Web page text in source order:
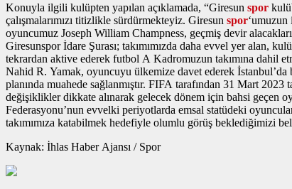
Konuyla ilgili kulüpten yapılan açıklamada, “Giresun spor
çalışmalarımızı titizlikle sürdürmekteyiz. Giresun spor
oyuncumuz Joseph William Champness, geçmiş devir
Giresunspor İdare Şurası; takımımızda daha evvel yer alan,
tekrardan aktive ederek futbol A Kadromuzun takımına dahil
Nahid R. Yamak, oyuncuyu ülkemize davet ederek
planında muahede sağlanmıştır. FIFA tarafından 31 Mart
değişiklikler dikkate alınarak gelecek dönem için bahsi geçen
Federasyonu’nun evvelki periyotlarda emsal statüdeki
takımımıza katabilmek hedefiyle olumlu görüş beklediğimizi
Kaynak: İhlas Haber Ajansı / Spor